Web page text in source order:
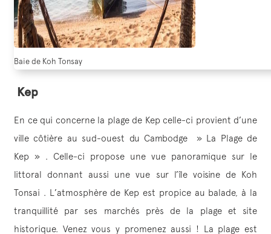
Baie de Koh Tonsay
Kep
En ce qui concerne la plage de Kep celle-ci provient d’une
ville côtière au sud-ouest du Cambodge » La Plage de
Kep » . Celle-ci propose une vue panoramique sur le
littoral donnant aussi une vue sur l’île voisine de Koh
Tonsai . L’atmosphère de Kep est propice au balade, à la
tranquillité par ses marchés près de la plage et site
historique. Venez vous y promenez aussi ! La plage est